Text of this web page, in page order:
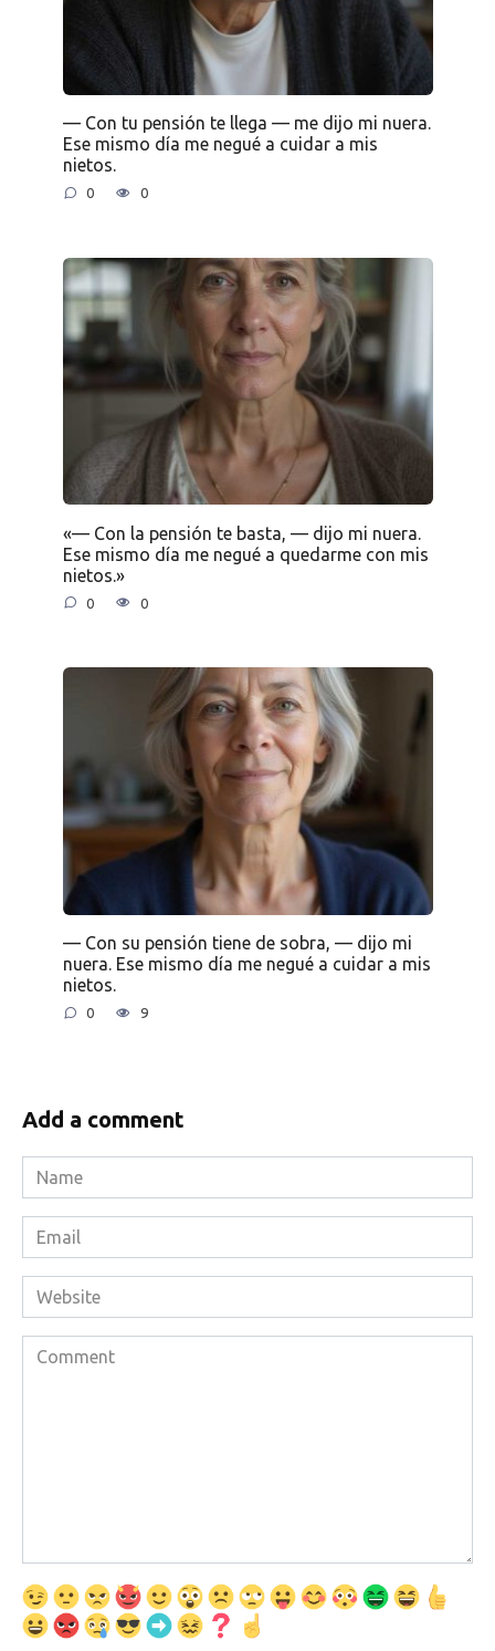
— Con tu pensión te llega — me dijo mi nuera.
Ese mismo día me negué a cuidar a mis
nietos.
0 0
«— Con la pensión te basta, — dijo mi nuera.
Ese mismo día me negué a quedarme con mis
nietos.»
0 0
— Con su pensión tiene de sobra, — dijo mi
nuera. Ese mismo día me negué a cuidar a mis
nietos.
0 9
Add a comment
Name
*
Email
*
Website
Comment